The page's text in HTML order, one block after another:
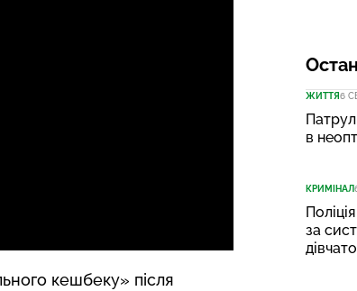
кешбеку» після
ЖИТТЯ6
в
КРИМІНАЛ
за